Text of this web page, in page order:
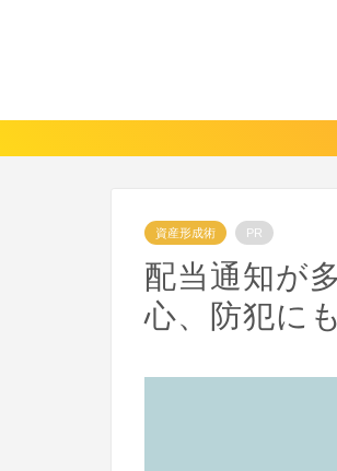
資産形成術 PR
配当通知が
心、防犯に